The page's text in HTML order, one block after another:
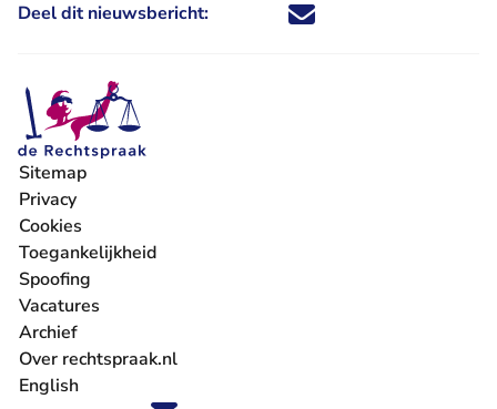
Deel dit nieuwsbericht: Deel dit nieuwsbericht via X -
Deel dit nieuwsbericht via
Deel dit nieuwsbericht
Deel dit
Sitemap
Privacy
Cookies
Toegankelijkheid
Spoofing
Vacatures
- U verlaat Rechtspraak.nl
Archief
Over rechtspraak.nl
English